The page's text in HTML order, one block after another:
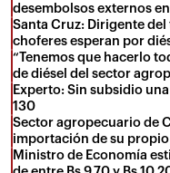
desembolsos externos
Santa Cruz: Dirigente
choferes esperan por
“Tenemos que hacerlo
de diésel del sector
Experto: Sin subsidio
130
Sector agropecuario de
importación de su propio
Ministro de Economía